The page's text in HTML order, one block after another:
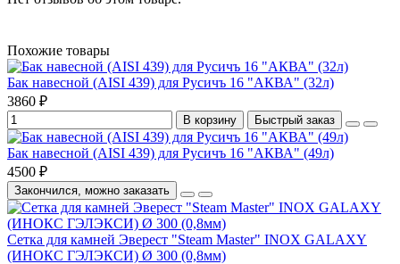
Похожие товары
Бак навесной (AISI 439) для Русичъ 16 "АКВА" (32л)
3860 ₽
В корзину Быстрый заказ
Бак навесной (AISI 439) для Русичъ 16 "АКВА" (49л)
4500 ₽
Закончился, можно заказать
Сетка для камней Эверест "Steam Master" INOX GALAXY
(ИНОКС ГЭЛЭКСИ) Ø 300 (0,8мм)